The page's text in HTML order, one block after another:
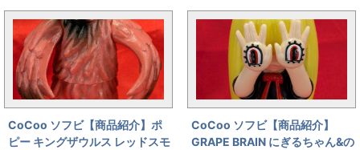
CoCoo ソフビ【商品紹介】ポ
ピー キングザウルス レッドスモ
CoCoo ソフビ【商品紹介】
GRAPE BRAIN にぎるちゃん&の